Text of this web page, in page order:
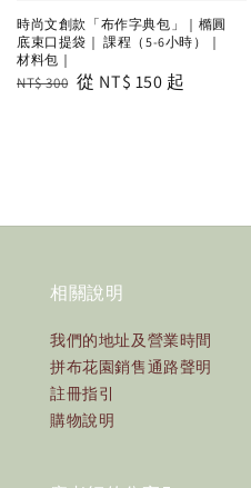
時尚文創款「布作字典包」｜橢圓
底束口提袋｜ 課程（5-6小時）｜
材料包｜
Regular
NT$ 300 Sale
從 NT$ 150 起
相關說明
我們的地址及營業時間
拼布花園銷售通路聲明
註冊指引
購物說明